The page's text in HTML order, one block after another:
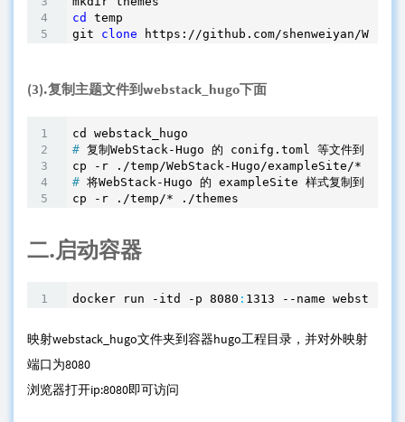
cd
temp
git clone https://github.com/shenweiyan/
(3).复制主题文件到webstack_hugo下面
# 复制WebStack-Hugo 的 conifg.toml 等文件到 hugo
# 将WebStack-Hugo 的 exampleSite 样式复制到
cp -r ./temp/* ./themes
二.启动容器
docker run -itd -p 8080 : 1313 --name
映射webstack_hugo文件夹到容器hugo工程目录，并对外映射
端口为8080
浏览器打开ip:8080即可访问